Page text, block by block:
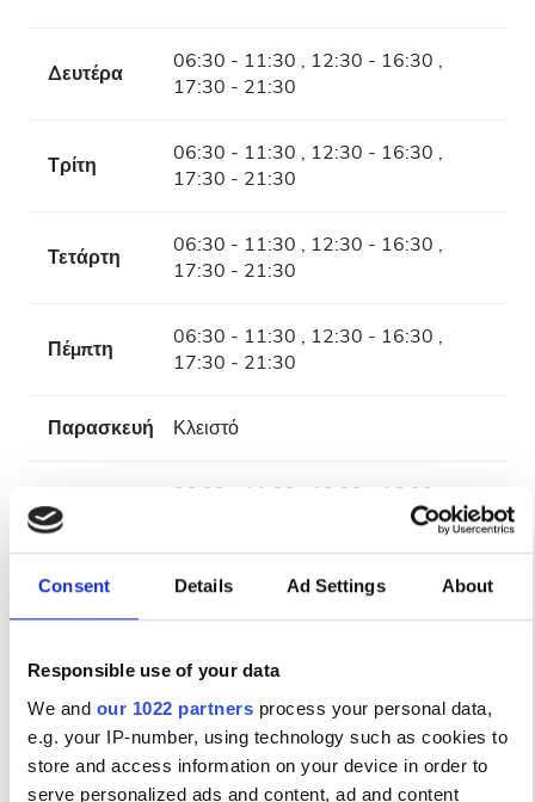
Consent Details Ad Settings About
Responsible use of your data
We and our 1022 partners process your personal data,
e.g. your IP-number, using technology such as cookies to
store and access information on your device in order to
serve personalized ads and content, ad and content
Δευτέρα
06:30 - 11:30 , 12:30 - 16:30 ,
17:30 - 21:30
Τρίτη
06:30 - 11:30 , 12:30 - 16:30 ,
17:30 - 21:30
Τετάρτη
06:30 - 11:30 , 12:30 - 16:30 ,
17:30 - 21:30
Πέμπτη
06:30 - 11:30 , 12:30 - 16:30 ,
17:30 - 21:30
Παρασκευή Κλειστό
Σάββατο
06:30 - 11:30 , 12:30 - 16:30 ,
Κυριακή
06:30 - 11:30 , 12:30 - 16:30 ,
Προσωπικό